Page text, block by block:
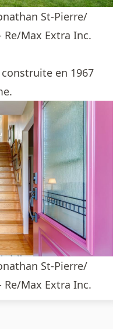
St-Pierre/
Re/Max Extra Inc.
en 1967
St-Pierre/
Re/Max Extra Inc.